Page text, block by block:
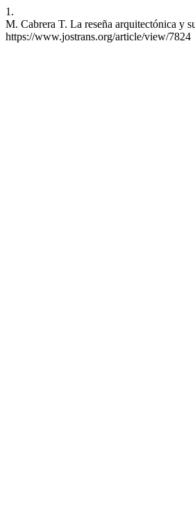
1.
M. Cabrera T. La reseña arquitectónica y
https://www.jostrans.org/article/view/7824